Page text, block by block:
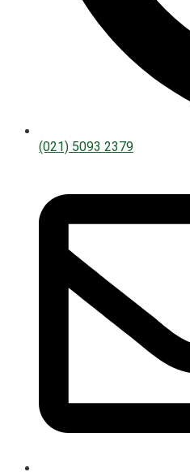
(021) 5093 2379